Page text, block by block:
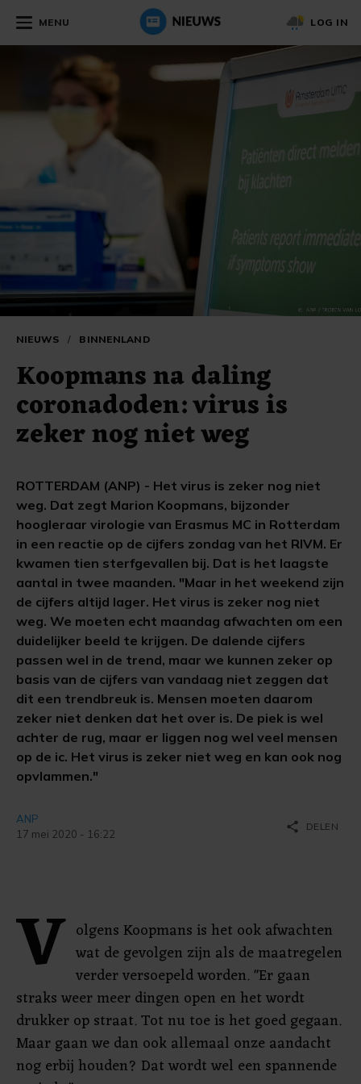
MENU LOG IN
NIEUWS / BINNENLAND
Koopmans na daling
coronadoden: virus is
zeker nog niet weg
ROTTERDAM (ANP) - Het virus is zeker nog niet
weg. Dat zegt Marion Koopmans, bijzonder
hoogleraar virologie van Erasmus MC in Rotterdam
in een reactie op de cijfers zondag van het RIVM. Er
kwamen tien sterfgevallen bij. Dat is het laagste
aantal in twee maanden. "Maar in het weekend zijn
de cijfers altijd lager. Het virus is zeker nog niet
weg. We moeten echt maandag afwachten om een
duidelijker beeld te krijgen. De dalende cijfers
passen wel in de trend, maar we kunnen zeker op
basis van de cijfers van vandaag niet zeggen dat
dit een trendbreuk is. Mensen moeten daarom
zeker niet denken dat het over is. De piek is wel
achter de rug, maar er liggen nog wel veel mensen
op de ic. Het virus is zeker niet weg en kan ook nog
opvlammen."
ANP
17 mei 2020 - 16:22
share DELEN
V olgens Koopmans is het ook afwachten
wat de gevolgen zijn als de maatregelen
verder versoepeld worden. "Er gaan
straks weer meer dingen open en het wordt
drukker op straat. Tot nu toe is het goed gegaan.
Maar gaan we dan ook allemaal onze aandacht
nog erbij houden? Dat wordt wel een spannende